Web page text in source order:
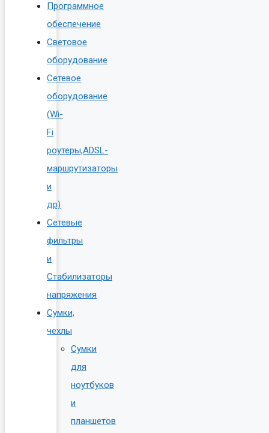
Программное
обеспечение
Световое
оборудование
Сетевое
оборудование
(Wi-
Fi
роутеры,ADSL-
маршрутизаторы
и
др)
Сетевые
фильтры
и
Стабилизаторы
напряжения
Сумки,
чехлы
Сумки
для
ноутбуков
и
планшетов